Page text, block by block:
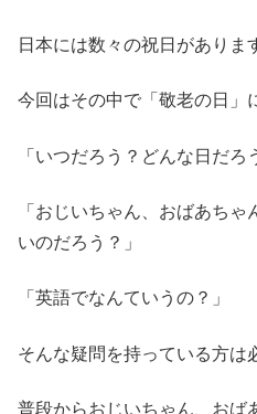
日本には数々の祝日がありま
今回はその中で「敬老の日」
「いつだろう？どんな日だろ
「おじいちゃん、おばあち
いのだろう？」
「英語でなんていうの？」
そんな疑問を持っている方は
普段からおじいちゃん、おば